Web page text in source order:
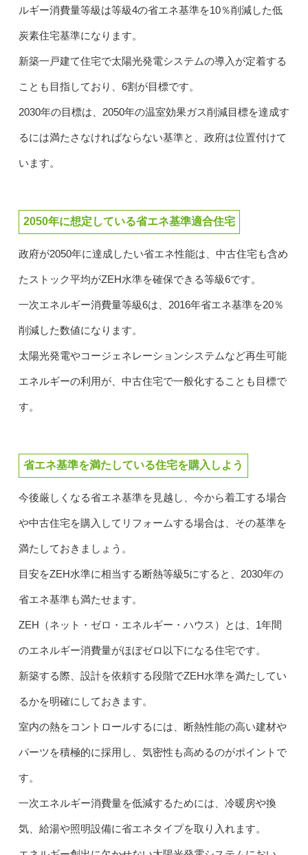
ルギー消費量等級は等級4の省エネ基準を10％削減した低
炭素住宅基準になります。
新築一戸建て住宅で太陽光発電システムの導入が定着する
ことも目指しており、6割が目標です。
2030年の目標は、2050年の温室効果ガス削減目標を達成す
るには満たさなければならない基準と、政府は位置付けて
います。
2050年に想定している省エネ基準適合住宅
政府が2050年に達成したい省エネ性能は、中古住宅も含め
たストック平均がZEH水準を確保できる等級6です。
一次エネルギー消費量等級6は、2016年省エネ基準を20％
削減した数値になります。
太陽光発電やコージェネレーションシステムなど再生可能
エネルギーの利用が、中古住宅で一般化することも目標で
す。
省エネ基準を満たしている住宅を購入しよう
今後厳しくなる省エネ基準を見越し、今から着工する場合
や中古住宅を購入してリフォームする場合は、その基準を
満たしておきましょう。
目安をZEH水準に相当する断熱等級5にすると、2030年の
省エネ基準も満たせます。
ZEH（ネット・ゼロ・エネルギー・ハウス）とは、1年間
のエネルギー消費量がほぼゼロ以下になる住宅です。
新築する際、設計を依頼する段階でZEH水準を満たしてい
るかを明確にしておきます。
室内の熱をコントロールするには、断熱性能の高い建材や
パーツを積極的に採用し、気密性も高めるのがポイントで
す。
一次エネルギー消費量を低減するためには、冷暖房や換
気、給湯や照明設備に省エネタイプを取り入れます。